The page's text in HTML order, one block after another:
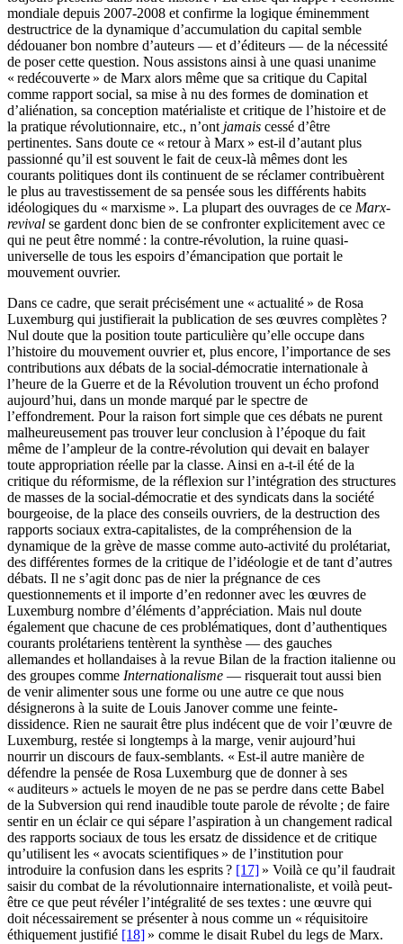
mondiale depuis 2007-2008 et confirme la logique éminemment
destructrice de la dynamique d’accumulation du capital semble
dédouaner bon nombre d’auteurs — et d’éditeurs — de la nécessité
de poser cette question. Nous assistons ainsi à une quasi unanime
« redécouverte » de Marx alors même que sa critique du Capital
comme rapport social, sa mise à nu des formes de domination et
d’aliénation, sa conception matérialiste et critique de l’histoire et de
la pratique révolutionnaire, etc., n’ont jamais cessé d’être
pertinentes. Sans doute ce « retour à Marx » est-il d’autant plus
passionné qu’il est souvent le fait de ceux-là mêmes dont les
courants politiques dont ils continuent de se réclamer contribuèrent
le plus au travestissement de sa pensée sous les différents habits
idéologiques du « marxisme ». La plupart des ouvrages de ce Marx-
revival se gardent donc bien de se confronter explicitement avec ce
qui ne peut être nommé : la contre-révolution, la ruine quasi-
universelle de tous les espoirs d’émancipation que portait le
mouvement ouvrier.
Dans ce cadre, que serait précisément une « actualité » de Rosa
Luxemburg qui justifierait la publication de ses œuvres complètes ?
Nul doute que la position toute particulière qu’elle occupe dans
l’histoire du mouvement ouvrier et, plus encore, l’importance de ses
contributions aux débats de la social-démocratie internationale à
l’heure de la Guerre et de la Révolution trouvent un écho profond
aujourd’hui, dans un monde marqué par le spectre de
l’effondrement. Pour la raison fort simple que ces débats ne purent
malheureusement pas trouver leur conclusion à l’époque du fait
même de l’ampleur de la contre-révolution qui devait en balayer
toute appropriation réelle par la classe. Ainsi en a-t-il été de la
critique du réformisme, de la réflexion sur l’intégration des structures
de masses de la social-démocratie et des syndicats dans la société
bourgeoise, de la place des conseils ouvriers, de la destruction des
rapports sociaux extra-capitalistes, de la compréhension de la
dynamique de la grève de masse comme auto-activité du prolétariat,
des différentes formes de la critique de l’idéologie et de tant d’autres
débats. Il ne s’agit donc pas de nier la prégnance de ces
questionnements et il importe d’en redonner avec les œuvres de
Luxemburg nombre d’éléments d’appréciation. Mais nul doute
également que chacune de ces problématiques, dont d’authentiques
courants prolétariens tentèrent la synthèse — des gauches
allemandes et hollandaises à la revue Bilan de la fraction italienne ou
des groupes comme Internationalisme — risquerait tout aussi bien
de venir alimenter sous une forme ou une autre ce que nous
désignerons à la suite de Louis Janover comme une feinte-
dissidence. Rien ne saurait être plus indécent que de voir l’œuvre de
Luxemburg, restée si longtemps à la marge, venir aujourd’hui
nourrir un discours de faux-semblants. « Est-il autre manière de
défendre la pensée de Rosa Luxemburg que de donner à ses
« auditeurs » actuels le moyen de ne pas se perdre dans cette Babel
de la Subversion qui rend inaudible toute parole de révolte ; de faire
sentir en un éclair ce qui sépare l’aspiration à un changement radical
des rapports sociaux de tous les ersatz de dissidence et de critique
qu’utilisent les « avocats scientifiques » de l’institution pour
introduire la confusion dans les esprits ? [17] » Voilà ce qu’il faudrait
saisir du combat de la révolutionnaire internationaliste, et voilà peut-
être ce que peut révéler l’intégralité de ses textes : une œuvre qui
doit nécessairement se présenter à nous comme un « réquisitoire
éthiquement justifié [18] » comme le disait Rubel du legs de Marx.